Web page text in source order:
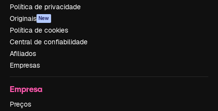
Política de privacidade
Originais New
Política de cookies
Central de confiabilidade
Afiliados
Empresas
Empresa
Preços